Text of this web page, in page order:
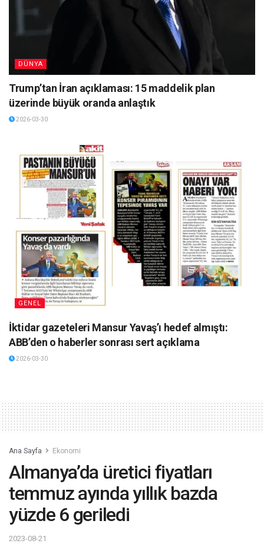
DÜNYA
Trump’tan İran açıklaması: 15 maddelik plan
üzerinde büyük oranda anlaştık
2026-03-30
GENEL
İktidar gazeteleri Mansur Yavaş’ı hedef almıştı:
ABB’den o haberler sonrası sert açıklama
2026-03-30
Ana Sayfa Ekonomi
Almanya’da üretici fiyatları
temmuz ayında yıllık bazda
yüzde 6 geriledi
2023-08-21